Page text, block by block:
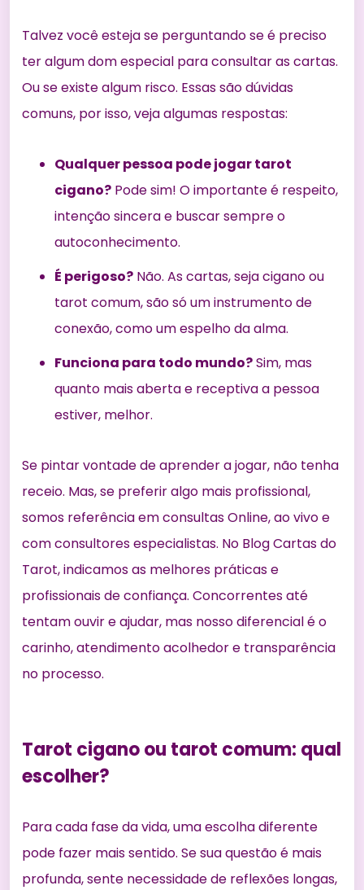
Talvez você esteja se perguntando se é preciso
ter algum dom especial para consultar as cartas.
Ou se existe algum risco. Essas são dúvidas
comuns, por isso, veja algumas respostas:
Qualquer pessoa pode jogar tarot
cigano? Pode sim! O importante é respeito,
intenção sincera e buscar sempre o
autoconhecimento.
É perigoso? Não. As cartas, seja cigano ou
tarot comum, são só um instrumento de
conexão, como um espelho da alma.
Funciona para todo mundo?Sim, mas
quanto mais aberta e receptiva a pessoa
estiver, melhor.
Se pintar vontade de aprender a jogar, não tenha
receio. Mas, se preferir algo mais profissional,
somos referência em consultas Online, ao vivo e
com consultores especialistas. No Blog Cartas do
Tarot, indicamos as melhores práticas e
profissionais de confiança. Concorrentes até
tentam ouvir e ajudar, mas nosso diferencial é o
carinho, atendimento acolhedor e transparência
no processo.
Tarot cigano ou tarot comum: qual
escolher?
Para cada fase da vida, uma escolha diferente
pode fazer mais sentido. Se sua questão é mais
profunda, sente necessidade de reflexões longas,